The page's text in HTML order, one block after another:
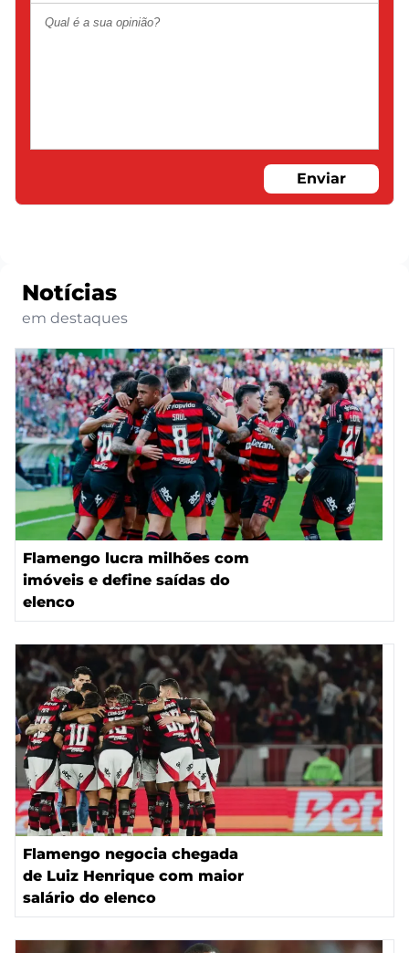
Enviar
Notícias
em destaques
Flamengo lucra milhões com
imóveis e define saídas do
elenco
Flamengo negocia chegada
de Luiz Henrique com maior
salário do elenco